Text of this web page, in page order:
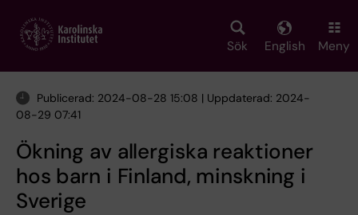
main
Sök English Meny
Publicerad: 2024-08-28 15:08 | Uppdaterad: 2024-
08-29 07:41
Ökning av allergiska reaktioner
hos barn i Finland, minskning i
Sverige